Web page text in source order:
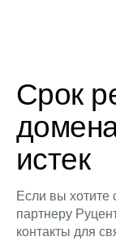
Срок
истек
Если вы хотите
партнеру
контакты для